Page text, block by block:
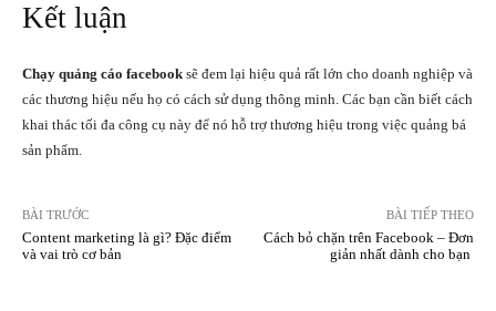
Kết luận
Chạy quảng cáo facebook sẽ đem lại hiệu quả rất lớn cho doanh nghiệp và
các thương hiệu nếu họ có cách sử dụng thông minh. Các bạn cần biết cách
khai thác tối đa công cụ này để nó hỗ trợ thương hiệu trong việc quảng bá
sản phẩm.
BÀI TRƯỚC
Content marketing là gì? Đặc điểm
và vai trò cơ bản
BÀI TIẾP THEO
Cách bỏ chặn trên Facebook – Đơn
giản nhất dành cho bạn